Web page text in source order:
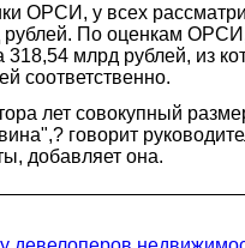
ОРСИ, у всех
По оценкам
318,54 млрд рублей, из
соответственно.
лет совокупный
говорит
добавляет она.